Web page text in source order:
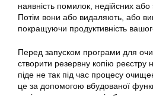
наявність помилок, недійсних або
Потім вони або видаляють, або
покращуючи продуктивність
Перед запуском програми для
створити резервну копію
піде не так під час процесу
це за допомогою вбудованої